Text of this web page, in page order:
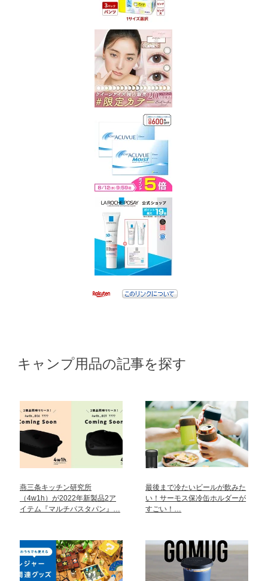
キャンプ用品の記事を探す
燕三条キッチン研究所
（4w1h）が2022年新製品2ア
イテム『マルチパスタパン』…
最後まで冷たいビールが飲みた
い！サーモス保冷缶ホルダーが
すごい！…